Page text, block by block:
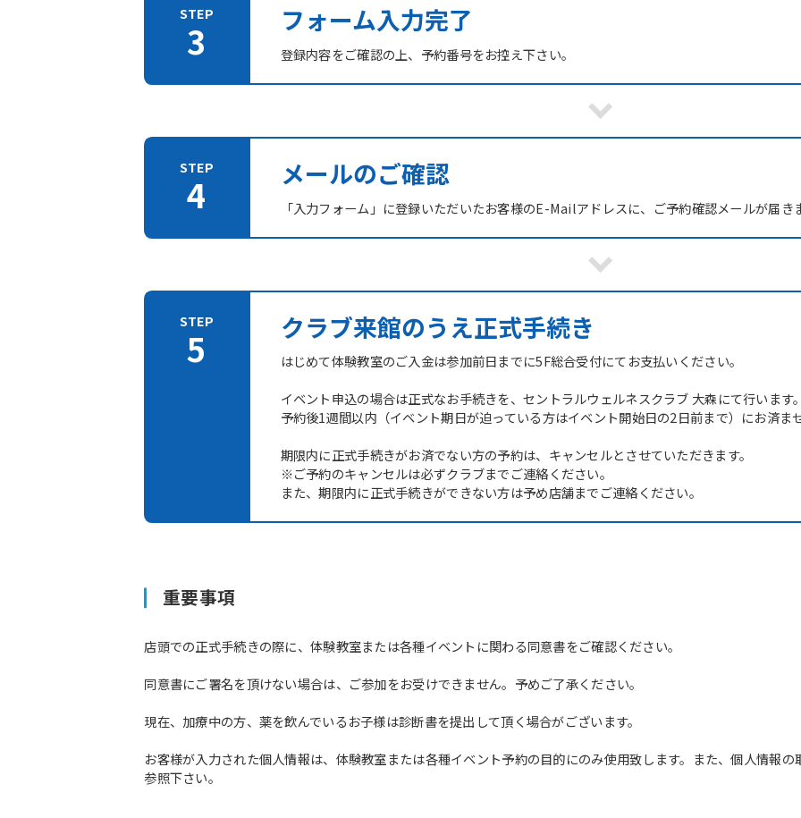
フォーム入力完了
登録内容をご確認の上、予約番号をお控え下さい。
メールのご確認
「入力フォーム」に登録いただいたお客様のE-Mailアドレスに、ご予約確認メールが届き
クラブ来館のうえ正式手続き
はじめて体験教室のご入金は参加前日までに5F総合受付にてお支払いください。
イベント申込の場合は正式なお手続きを、セントラルウェルネスクラブ 大森にて行います
予約後1週間以内（イベント期日が迫っている方はイベント開始日の2日前まで）にお済ま
期限内に正式手続きがお済でない方の予約は、キャンセルとさせていただきます。
※ご予約のキャンセルは必ずクラブまでご連絡ください。
また、期限内に正式手続きができない方は予め店舗までご連絡ください。
重要事項
店頭での正式手続きの際に、体験教室または各種イベントに関わる同意書をご確認ください。
同意書にご署名を頂けない場合は、ご参加をお受けできません。予めご了承ください。
現在、加療中の方、薬を飲んでいるお子様は診断書を提出して頂く場合がございます。
お客様が入力された個人情報は、体験教室または各種イベント予約の目的にのみ使用致します。また、個人情報
参照下さい。
For foreigners
Central Sports official website is
automatically translated into
English. Click the link below (start
automatic translation) to return to
the top page.